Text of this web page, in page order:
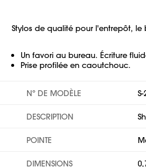
Stylos de qualité pour l'entrepôt, le
Un favori au bureau. Écriture
Prise profilée en caoutchouc.
Nº DE MODÈLE
DESCRIPTION
POINTE
DIMENSIONS